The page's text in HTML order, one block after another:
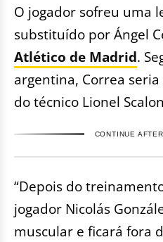
O jogador sofreu uma
substituído por Ángel
Atlético de Madrid.
argentina, Correa
do técnico Lionel
CONTINUE
“Depois do
jogador Nicolás
muscular e ficará fora